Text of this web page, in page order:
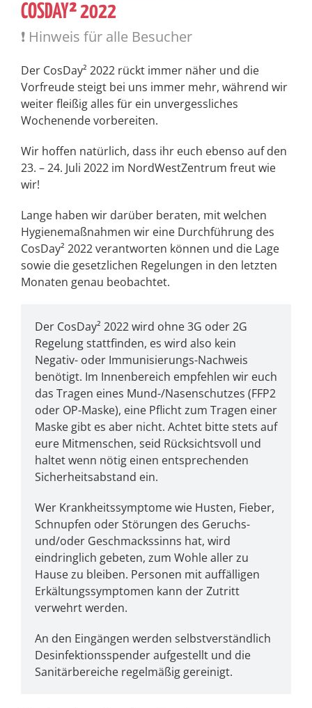
OSDAY² 2022
❗ Hinweis für alle Besucher
Der CosDay² 2022 rückt immer näher und die
Vorfreude steigt bei uns immer mehr, während wir
weiter fleißig alles für ein unvergessliches
Wochenende vorbereiten.
Wir hoffen natürlich, dass ihr euch ebenso auf den
23. – 24. Juli 2022 im NordWestZentrum freut wie
wir!
Lange haben wir darüber beraten, mit welchen
Hygienemaßnahmen wir eine Durchführung des
CosDay² 2022 verantworten können und die Lage
sowie die gesetzlichen Regelungen in den letzten
Monaten genau beobachtet.
Der CosDay² 2022 wird ohne 3G oder 2G
Regelung stattfinden, es wird also kein
Negativ- oder Immunisierungs-Nachweis
benötigt. Im Innenbereich empfehlen wir euch
das Tragen eines Mund-/Nasenschutzes (FFP2
oder OP-Maske), eine Pflicht zum Tragen einer
Maske gibt es aber nicht. Achtet bitte stets auf
eure Mitmenschen, seid Rücksichtsvoll und
haltet wenn nötig einen entsprechenden
Sicherheitsabstand ein.
Wer Krankheitssymptome wie Husten, Fieber,
Schnupfen oder Störungen des Geruchs-
und/oder Geschmackssinns hat, wird
eindringlich gebeten, zum Wohle aller zu
Hause zu bleiben. Personen mit auffälligen
Erkältungssymptomen kann der Zutritt
verwehrt werden.
An den Eingängen werden selbstverständlich
Desinfektionsspender aufgestellt und die
Sanitärbereiche regelmäßig gereinigt.